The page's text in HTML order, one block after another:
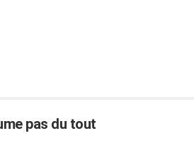
pas du tout